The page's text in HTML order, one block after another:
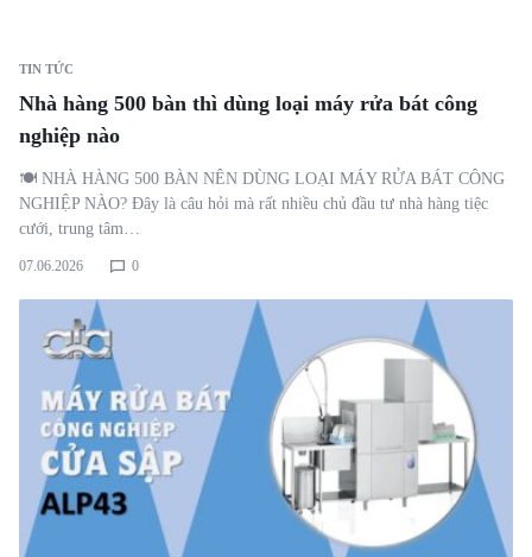
TIN TỨC
Nhà hàng 500 bàn thì dùng loại máy rửa bát công
nghiệp nào
🍽️ NHÀ HÀNG 500 BÀN NÊN DÙNG LOẠI MÁY RỬA BÁT CÔNG
NGHIỆP NÀO? Đây là câu hỏi mà rất nhiều chủ đầu tư nhà hàng tiệc
cưới, trung tâm…
07.06.2026 0